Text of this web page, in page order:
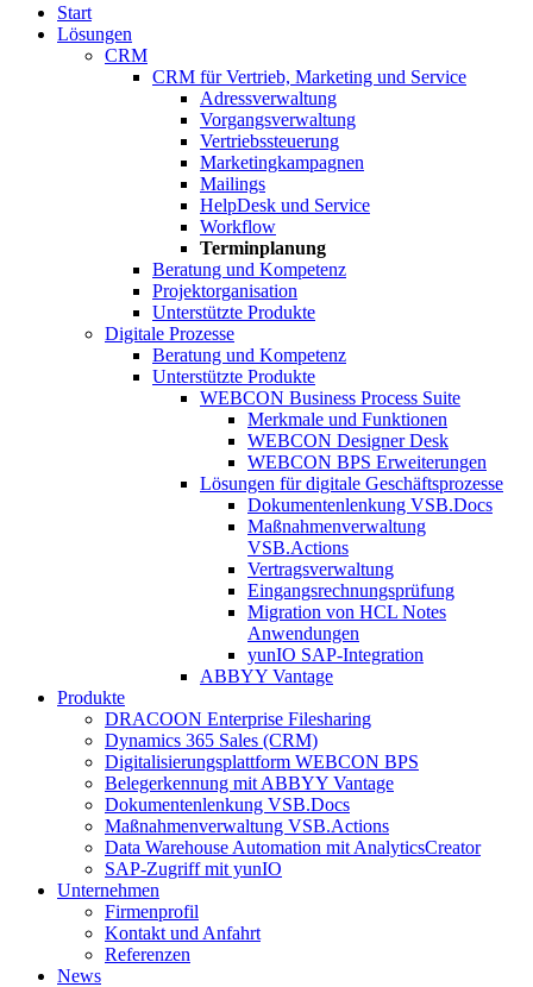
Start
Lösungen
CRM
CRM für Vertrieb, Marketing und Service
Adressverwaltung
Vorgangsverwaltung
Vertriebssteuerung
Marketingkampagnen
Mailings
HelpDesk und Service
Workflow
Terminplanung
Beratung und Kompetenz
Projektorganisation
Unterstützte Produkte
Digitale Prozesse
Beratung und Kompetenz
Unterstützte Produkte
WEBCON Business Process Suite
Merkmale und Funktionen
WEBCON Designer Desk
WEBCON BPS Erweiterungen
Lösungen für digitale Geschäftsprozesse
Dokumentenlenkung VSB.Docs
Maßnahmenverwaltung
VSB.Actions
Vertragsverwaltung
Eingangsrechnungs­prüfung
Migration von HCL Notes
Anwendungen
yunIO SAP-Integration
ABBYY Vantage
Produkte
DRACOON Enterprise Filesharing
Dynamics 365 Sales (CRM)
Digitalisierungsplattform WEBCON BPS
Belegerkennung mit ABBYY Vantage
Dokumentenlenkung VSB.Docs
Maßnahmenverwaltung VSB.Actions
Data Warehouse Automation mit AnalyticsCreator
SAP-Zugriff mit yunIO
Unternehmen
Firmenprofil
Kontakt und Anfahrt
Referenzen
News